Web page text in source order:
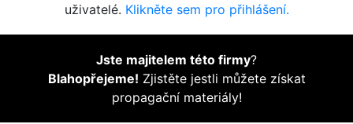
uživatelé. Klikněte sem pro přihlášení.
Jste majitelem této firmy?
Blahopřejeme! Zjistěte jestli můžete získat
propagační materiály!